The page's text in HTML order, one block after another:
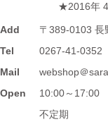
ト！『食卓を彩る
らいすぼーる 小牧
2024/3/12
≪マガジンで掲載さ
ガジンWind 2021年
店 らいすぼーる 小
★2016年
Add 〒389-0103 長
Tel
0267-41-0352
Mail
webshop＠
Open
10:00～17:00
不定期